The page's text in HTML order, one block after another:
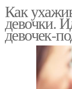
Как
девочки.
девочек-